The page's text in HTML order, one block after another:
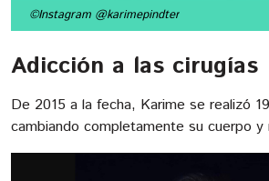
©Instagram @karimepindter
Adicción a las cirugías
De 2015 a la fecha, Karime se realizó
cambiando completamente su cuerpo